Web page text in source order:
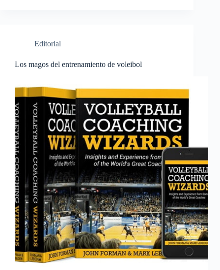
Editorial
Los magos del entrenamiento de voleibol